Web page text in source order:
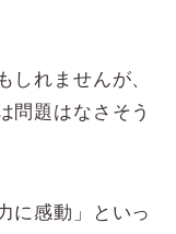
しれませんが、
問題はなさそう
に感動」といっ